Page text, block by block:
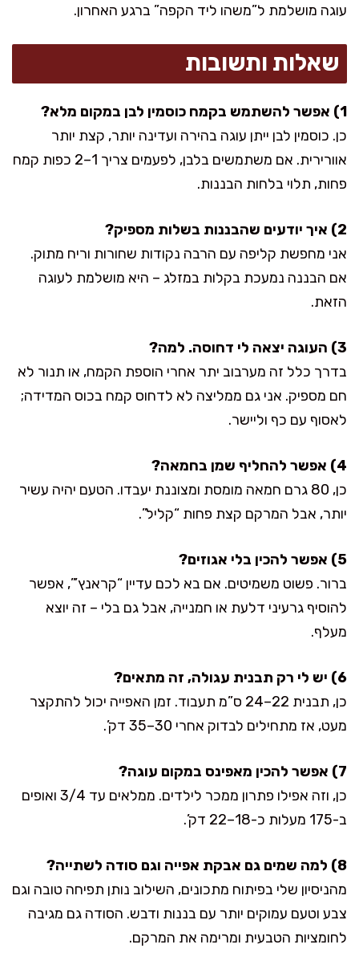
עוגה מושלמת ל”משהו ליד הקפה” ברגע האחרון.
שאלות ותשובות
1) אפשר להשתמש בקמח כוסמין לבן במקום מלא?
כן. כוסמין לבן ייתן עוגה בהירה ועדינה יותר, קצת יותר
אוורירית. אם משתמשים בלבן, לפעמים צריך 1–2 כפות קמח
פחות, תלוי בלחות הבננות.
2) איך יודעים שהבננות בשלות מספיק?
אני מחפשת קליפה עם הרבה נקודות שחורות וריח מתוק.
אם הבננה נמעכת בקלות במזלג – היא מושלמת לעוגה
הזאת.
3) העוגה יצאה לי דחוסה. למה?
בדרך כלל זה מערבוב יתר אחרי הוספת הקמח, או תנור לא
חם מספיק. אני גם ממליצה לא לדחוס קמח בכוס המדידה;
לאסוף עם כף וליישר.
4) אפשר להחליף שמן בחמאה?
כן, 80 גרם חמאה מומסת ומצוננת יעבדו. הטעם יהיה עשיר
יותר, אבל המרקם קצת פחות “קליל”.
5) אפשר להכין בלי אגוזים?
ברור. פשוט משמיטים. אם בא לכם עדיין “קראנץ’”, אפשר
להוסיף גרעיני דלעת או חמנייה, אבל גם בלי – זה יוצא
מעלף.
6) יש לי רק תבנית עגולה, זה מתאים?
כן, תבנית 22–24 ס”מ תעבוד. זמן האפייה יכול להתקצר
מעט, אז מתחילים לבדוק אחרי 30–35 דק’.
7) אפשר להכין מאפינס במקום עוגה?
כן, וזה אפילו פתרון ממכר לילדים. ממלאים עד 3/4 ואופים
ב-175 מעלות כ-18–22 דק’.
8) למה שמים גם אבקת אפייה וגם סודה לשתייה?
מהניסיון שלי בפיתוח מתכונים, השילוב נותן תפיחה טובה וגם
צבע וטעם עמוקים יותר עם בננות ודבש. הסודה גם מגיבה
לחומציות הטבעית ומרימה את המרקם.